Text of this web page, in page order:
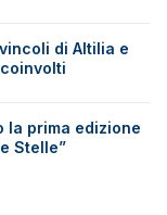
di Altilia e
la prima edizione
Stelle”